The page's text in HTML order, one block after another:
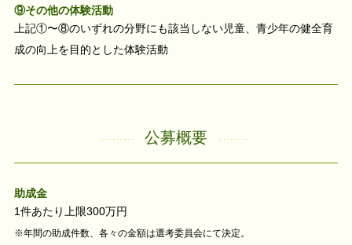
⑨その他の体験活動
上記①〜⑧のいずれの分野にも該当しない児童、青少年の健全育
成の向上を目的とした体験活動
公募概要
助成金
1件あたり上限300万円
※年間の助成件数、各々の金額は選考委員会にて決定。